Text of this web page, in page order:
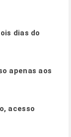
dias do
apenas aos
acesso